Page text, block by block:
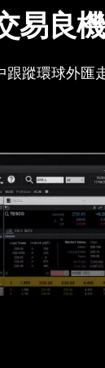
易良機
跟蹤環球外匯